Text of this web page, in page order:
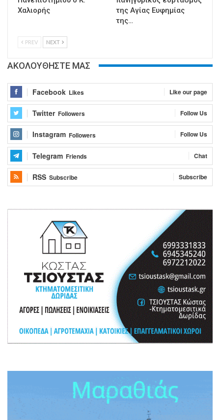
Χαλιορής
της Αγίας Ευφημίας
της…
PREV NEXT
ΑΚΟΛΟΥΘΗΣΤΕ ΜΑΣ
Facebook Likes Like our page
Twitter Followers Follow Us
Instagram Followers Follow Us
Telegram Friends Chat
RSS Subscribe Subscribe